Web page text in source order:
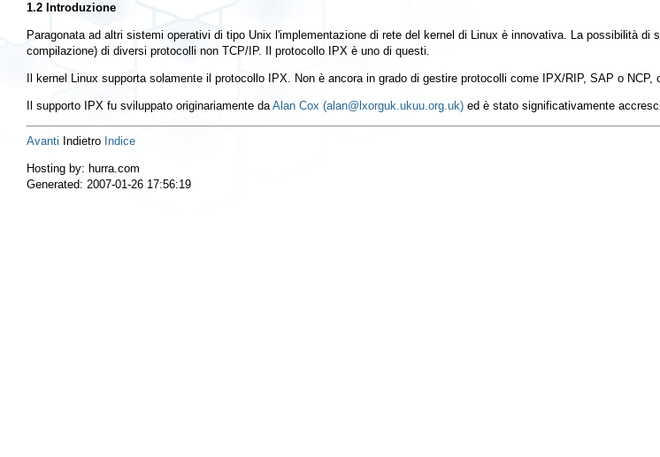
1.2 Introduzione
Paragonata ad altri sistemi operativi di tipo Unix l'implementazione di rete del kernel di Linux è innovativa. La possibilità
compilazione) di diversi protocolli non TCP/IP. Il protocollo IPX è uno di questi.
Il kernel Linux supporta solamente il protocollo IPX. Non è ancora in grado di gestire protocolli come IPX/RIP, SAP o
Il supporto IPX fu sviluppato originariamente daAlan Cox (alan@lxorguk.ukuu.org.uk) ed è stato significativamente
Avanti Indietro Indice
Hosting by: hurra.com
Generated: 2007-01-26 17:56:19